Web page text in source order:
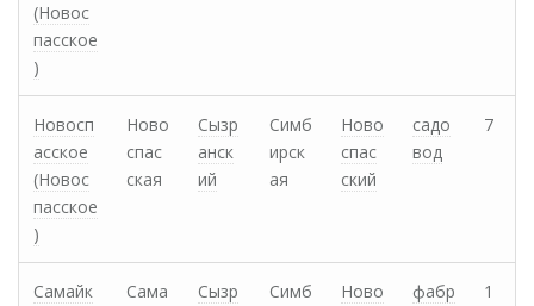
(Новос
пасское
)
Новосп
асское
(Новос
пасское
)
Ново
спас
ская
Сызр
анск
ий
Симб
ирск
ая
Ново
спас
ский
садо
вод
7
Самайк
Сама
Сызр
Симб
Ново
фабр
1